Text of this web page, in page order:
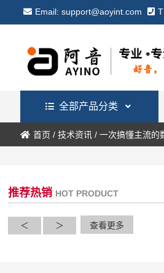
Email: support@aoyint.com
全部产品分类
首页 / 技术资讯 / 一次搞懂主流的
推荐热销 HOT PRODUCT
＜ ＞ 查看更多